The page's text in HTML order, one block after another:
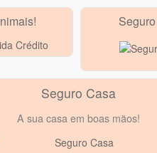
Seguro Casa
A sua casa em boas mãos!